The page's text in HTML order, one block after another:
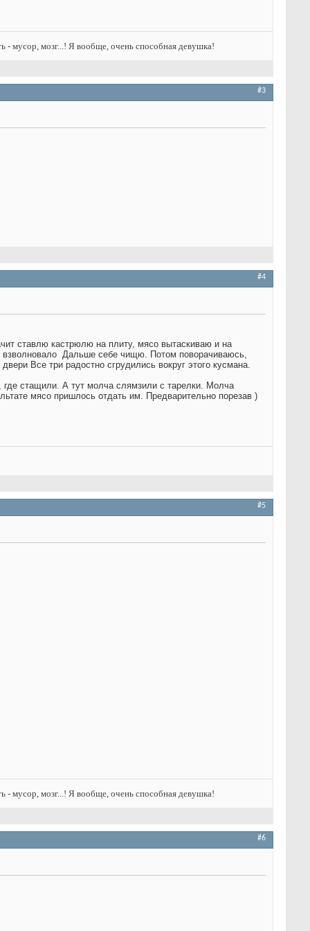
- мусор, мозг...! Я вообще, очень способная девушка!
#3
#4
ставлю кастрюлю на плиту, мясо вытаскиваю и на
Дальше себе чищю. Потом поворачиваюсь,
двери Все три радостно сгрудились вокруг этого кусмана.
стащили. А тут молча слямзили с тарелки. Молча
мясо пришлось отдать им. Предварительно порезав )
#5
- мусор, мозг...! Я вообще, очень способная девушка!
#6